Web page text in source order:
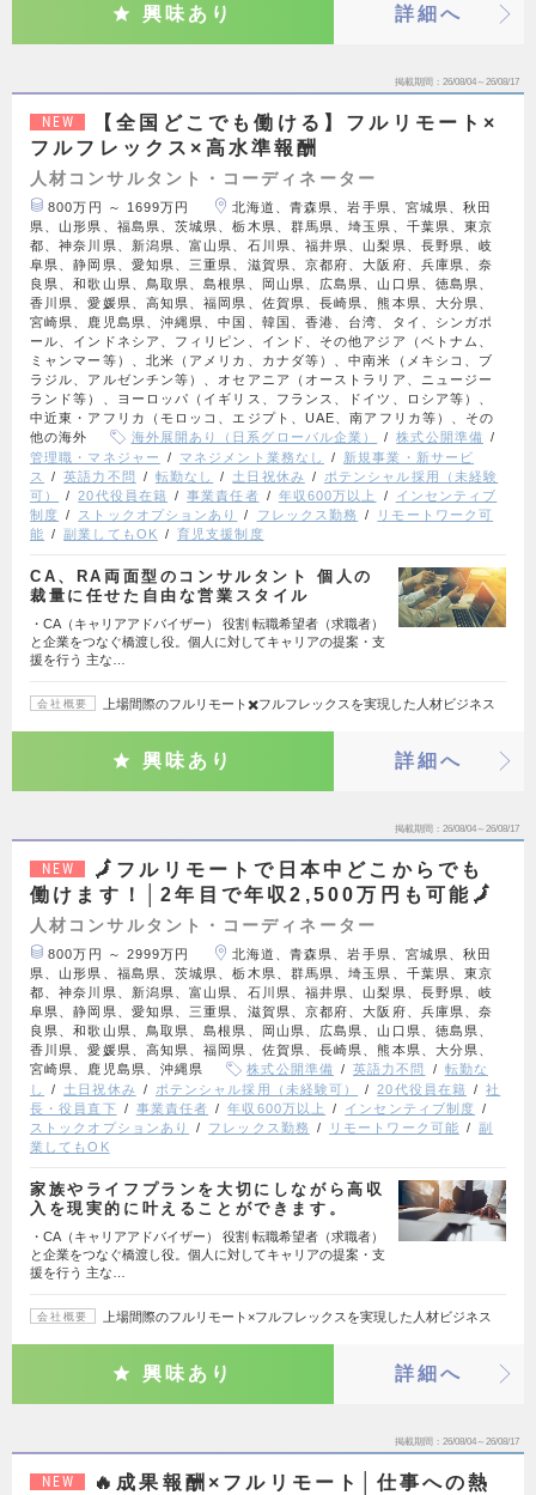
興味あり 詳細へ
掲載期間 26/08/04～26/08/17
NEW
【全国どこでも働ける】フルリモート×
フルフレックス×高水準報酬
人材コンサルタント・コーディネーター
800万円 ～ 1699万円
北海道、青森県、岩手県、宮城県、秋田
県、山形県、福島県、茨城県、栃木県、群馬県、埼玉県、千葉県、東京
都、神奈川県、新潟県、富山県、石川県、福井県、山梨県、長野県、岐
阜県、静岡県、愛知県、三重県、滋賀県、京都府、大阪府、兵庫県、奈
良県、和歌山県、鳥取県、島根県、岡山県、広島県、山口県、徳島県、
香川県、愛媛県、高知県、福岡県、佐賀県、長崎県、熊本県、大分県、
宮崎県、鹿児島県、沖縄県、中国、韓国、香港、台湾、タイ、シンガポ
ール、インドネシア、フィリピン、インド、その他アジア（ベトナム、
ミャンマー等）、北米（アメリカ、カナダ等）、中南米（メキシコ、ブ
ラジル、アルゼンチン等）、オセアニア（オーストラリア、ニュージー
ランド等）、ヨーロッパ（イギリス、フランス、ドイツ、ロシア等）、
中近東・アフリカ（モロッコ、エジプト、UAE、南アフリカ等）、その
他の海外
海外展開あり（日系グローバル企業）
株式公開準備
管理職・マネジャー
マネジメント業務なし
新規事業・新サービ
ス
英語力不問 転勤なし 土日祝休み
ポテンシャル採用（未経験
可）
20代役員在籍 事業責任者 年収600万以上
インセンティブ
制度
ストックオプションあり フレックス勤務
リモートワーク可
能
副業してもOK 育児支援制度
CA、RA両面型のコンサルタント 個人の
裁量に任せた自由な営業スタイル
・CA（キャリアアドバイザー） 役割 転職希望者（求職者）
と企業をつなぐ橋渡し役。個人に対してキャリアの提案・支
援を行う 主な…
会社概要 上場間際のフルリモート✖️フルフレックスを実現した人材ビジネス
興味あり 詳細へ
掲載期間 26/08/04～26/08/17
NEW
🗾フルリモートで日本中どこからでも
働けます！│2年目で年収2,500万円も可能🗾
人材コンサルタント・コーディネーター
800万円 ～ 2999万円
北海道、青森県、岩手県、宮城県、秋田
県、山形県、福島県、茨城県、栃木県、群馬県、埼玉県、千葉県、東京
都、神奈川県、新潟県、富山県、石川県、福井県、山梨県、長野県、岐
阜県、静岡県、愛知県、三重県、滋賀県、京都府、大阪府、兵庫県、奈
良県、和歌山県、鳥取県、島根県、岡山県、広島県、山口県、徳島県、
香川県、愛媛県、高知県、福岡県、佐賀県、長崎県、熊本県、大分県、
宮崎県、鹿児島県、沖縄県
株式公開準備 英語力不問
転勤な
し
土日祝休み ポテンシャル採用（未経験可） 20代役員在籍
社
長・役員直下
事業責任者 年収600万以上
インセンティブ制度
ストックオプションあり
フレックス勤務 リモートワーク可能
副
業してもOK
家族やライフプランを大切にしながら高収
入を現実的に叶えることができます。
・CA（キャリアアドバイザー） 役割 転職希望者（求職者）
と企業をつなぐ橋渡し役。個人に対してキャリアの提案・支
援を行う 主な…
会社概要 上場間際のフルリモート×フルフレックスを実現した人材ビジネス
興味あり 詳細へ
掲載期間 26/08/04～26/08/17
NEW
🔥成果報酬×フルリモート│仕事への熱